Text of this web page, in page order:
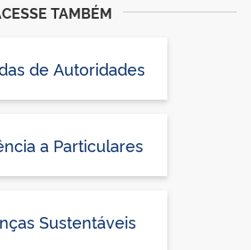
TAMBÉM
de Autoridades
a Particulares
Sustentáveis